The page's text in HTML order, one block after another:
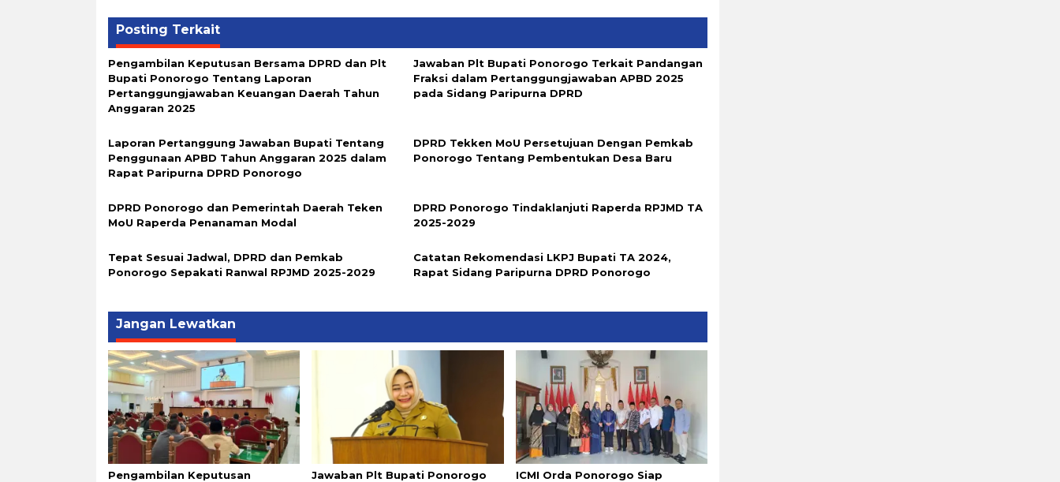
Posting Terkait
Pengambilan Keputusan Bersama DPRD dan Plt
Bupati Ponorogo Tentang Laporan
Pertanggungjawaban Keuangan Daerah Tahun
Anggaran 2025
Jawaban Plt Bupati Ponorogo Terkait Pandangan
Fraksi dalam Pertanggungjawaban APBD 2025
pada Sidang Paripurna DPRD
Laporan Pertanggung Jawaban Bupati Tentang
Penggunaan APBD Tahun Anggaran 2025 dalam
Rapat Paripurna DPRD Ponorogo
DPRD Tekken MoU Persetujuan Dengan Pemkab
Ponorogo Tentang Pembentukan Desa Baru
DPRD Ponorogo dan Pemerintah Daerah Teken
MoU Raperda Penanaman Modal
DPRD Ponorogo Tindaklanjuti Raperda RPJMD TA
2025-2029
Tepat Sesuai Jadwal, DPRD dan Pemkab
Ponorogo Sepakati Ranwal RPJMD 2025-2029
Catatan Rekomendasi LKPJ Bupati TA 2024,
Rapat Sidang Paripurna DPRD Ponorogo
Jangan Lewatkan
Pengambilan Keputusan Jawaban Plt Bupati Ponorogo ICMI Orda Ponorogo Siap